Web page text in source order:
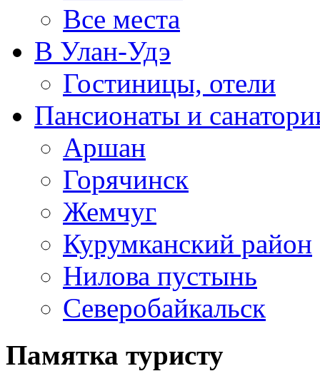
Все места
В Улан-Удэ
Гостиницы, отели
Пансионаты и
Аршан
Горячинск
Жемчуг
Курумканский район
Нилова пустынь
Северобайкальск
Памятка туристу